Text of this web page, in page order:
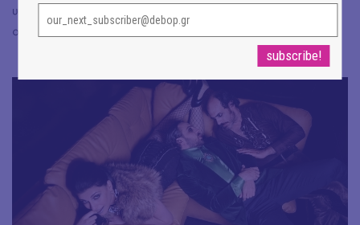
υποψιασμένους θεατές του θεσπέσια καμωμένου
ασυλλόγιστου κόσμου του.